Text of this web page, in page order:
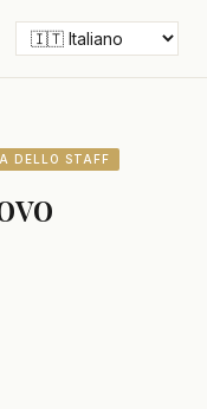
DELLO STAFF